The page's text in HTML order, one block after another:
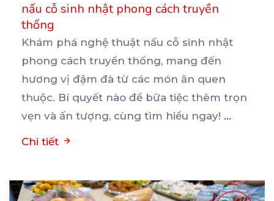
nấu cỗ sinh nhật phong cách truyền
thống
Khám phá nghệ thuật nấu cỗ sinh nhật
phong cách truyền thống, mang đến
hương vị đậm đà từ các món ăn quen
thuộc. Bí quyết nào để bữa tiệc thêm trọn
vẹn và ấn tượng, cùng tìm hiểu ngay! ...
Chi tiết